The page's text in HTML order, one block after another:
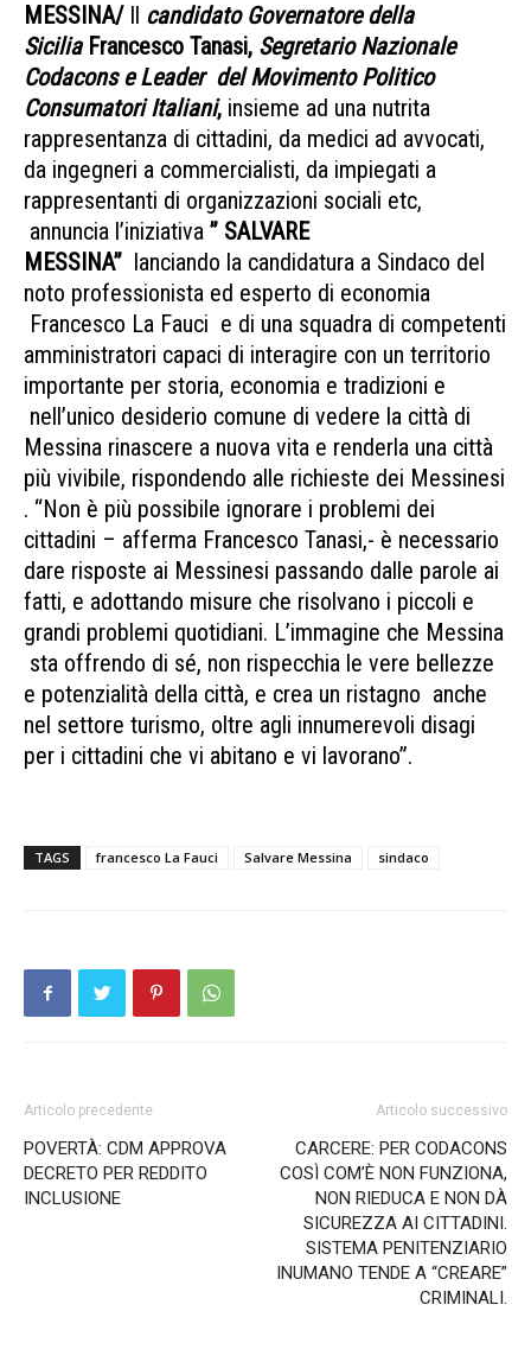
MESSINA/Il candidato Governatore della
SiciliaFrancesco Tanasi, Segretario Nazionale
Codacons e Leader del Movimento Politico
Consumatori Italiani, insieme ad una nutrita
rappresentanza di cittadini, da medici ad avvocati,
da ingegneri a commercialisti, da impiegati a
rappresentanti di organizzazioni sociali etc,
annuncia l’iniziativa ” SALVARE
MESSINA” lanciando la candidatura a Sindaco del
noto professionista ed esperto di economia
Francesco La Fauci e di una squadra di competenti
amministratori capaci di interagire con un territorio
importante per storia, economia e tradizioni e
nell’unico desiderio comune di vedere la città di
Messina rinascere a nuova vita e renderla una città
più vivibile, rispondendo alle richieste dei Messinesi
. “Non è più possibile ignorare i problemi dei
cittadini – afferma Francesco Tanasi,- è necessario
dare risposte ai Messinesi passando dalle parole ai
fatti, e adottando misure che risolvano i piccoli e
grandi problemi quotidiani. L’immagine che Messina
sta offrendo di sé, non rispecchia le vere bellezze
e potenzialità della città, e crea un ristagno anche
nel settore turismo, oltre agli innumerevoli disagi
per i cittadini che vi abitano e vi lavorano”.
TAGS francesco La Fauci Salvare Messina sindaco
Articolo precedente
POVERTÀ: CDM APPROVA
DECRETO PER REDDITO
INCLUSIONE
Articolo successivo
CARCERE: PER CODACONS
COSÌ COM’È NON FUNZIONA,
NON RIEDUCA E NON DÀ
SICUREZZA AI CITTADINI.
SISTEMA PENITENZIARIO
INUMANO TENDE A “CREARE”
CRIMINALI.